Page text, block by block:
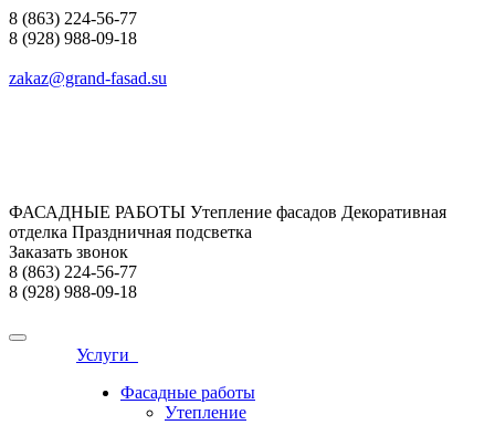
8 (863) 224-56-77
8 (928) 988-09-18
zakaz@grand-fasad.su
ФАСАДНЫЕ РАБОТЫ Утепление фасадов Декоративная
отделка Праздничная подсветка
Заказать звонок
8 (863) 224-56-77
8 (928) 988-09-18
Услуги
Фасадные работы
Утепление